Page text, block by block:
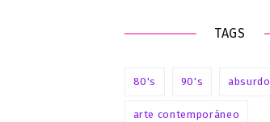
TAGS
80's 90's absurdo
arte contemporáneo